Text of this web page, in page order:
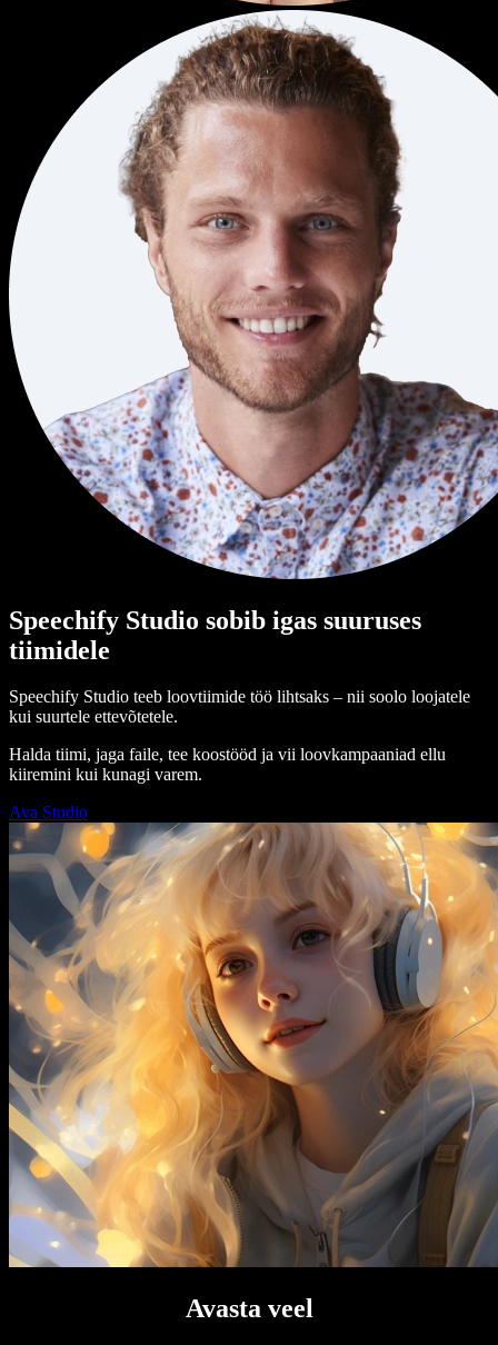
Speechify Studio sobib igas suuruses
tiimidele
Speechify Studio teeb loovtiimide töö lihtsaks – nii soolo loojatele
kui suurtele ettevõtetele.
Halda tiimi, jaga faile, tee koostööd ja vii loovkampaaniad ellu
kiiremini kui kunagi varem.
Ava Studio
Avasta veel